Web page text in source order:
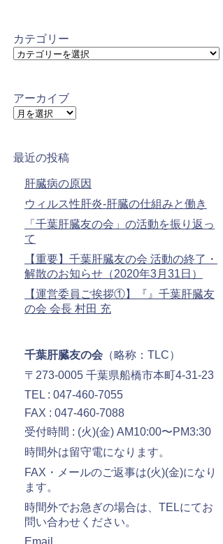
カテゴリー
カ
リ
ー
アーカイブ
ア
イ
最近の投稿
肝臓病の原因
ウィルス性肝炎-肝臓の仕組みと働き
「千葉肝臓友の会」の活動を振り返っ
て
【重要】千葉肝臓友の会 活動の終了・
解散のお知らせ（2020年3月31日）
【運営委員ご挨拶①】『』千葉肝臓友
の会 会長 村田 充
千葉肝臓友の会 （略称：TLC）
〒273-0005 千葉県船橋市本町4-31-23
TEL : 047-460-7055
FAX : 047-460-7088
受付時間 : (火)(金) AM10:00〜PM3:30
時間外は留守電になります。
FAX・メールのご返事は(火)(金)になり
ます。
時間外でお急ぎの場合は、TELにてお
問い合わせください。
Email